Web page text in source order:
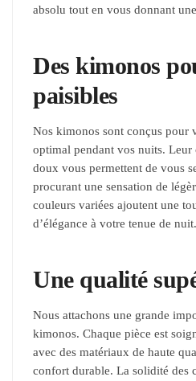
absolu tout en vous donnant
Des kimonos
paisibles
Nos kimonos sont conçus pour
optimal pendant vos nuits. Leur
doux vous permettent de vous
procurant une sensation de
couleurs variées ajoutent une
d’élégance à votre tenue de nuit.
Une qualité
Nous attachons une grande
kimonos. Chaque pièce est
avec des matériaux de haute
confort durable. La solidité des